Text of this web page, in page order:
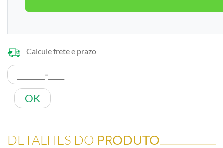
Calcule frete e prazo
OK
DETALHES DO PRODUTO